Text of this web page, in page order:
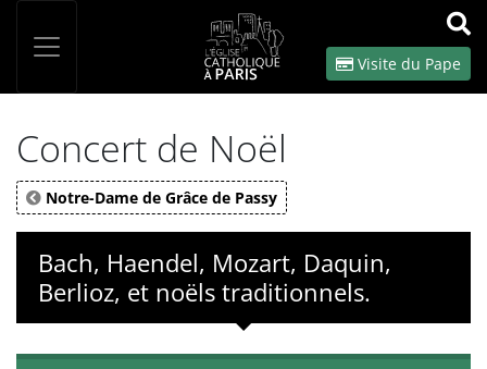
OK
Visite du Pape
Concert de Noël
Notre-Dame de Grâce de Passy
Bach, Haendel, Mozart, Daquin,
Berlioz, et noëls traditionnels.
Panneau de gestion des cookies